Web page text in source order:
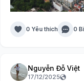
0 Yêu thích 0
Nguyễn Đỗ Việt
17/12/2025